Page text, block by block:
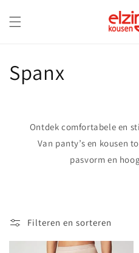
content
C
t
Spanx
Ontdek comfortabele en
Van panty’s en kousen
pasvorm en
Filteren en sorteren